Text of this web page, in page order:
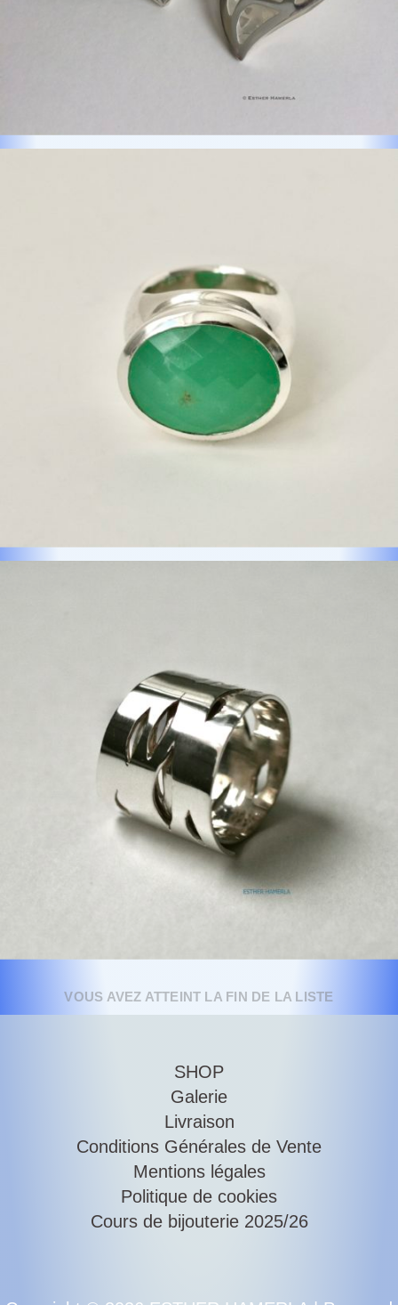
VOUS AVEZ ATTEINT LA FIN DE LA LISTE
SHOP
Galerie
Livraison
Conditions Générales de Vente
Mentions légales
Politique de cookies
Cours de bijouterie 2025/26